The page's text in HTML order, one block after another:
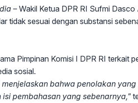
–Wakil Ketua DPR RI Sufmi Dasco
tidak sesuai dengan substansi
Pimpinan Komisi I DPR RI terkait
sosial.
bahwa penolakan
pembahasan yang sebenarnya,"